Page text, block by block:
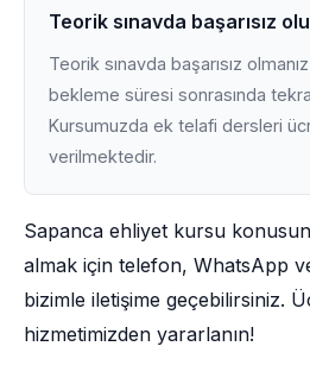
Teorik sınavda başarısız
Teorik sınavda başarısız
bekleme süresi sonrasında
Kursumuzda ek telafi dersleri
verilmektedir.
Sapanca ehliyet kursu
almak için telefon, WhatsApp
bizimle iletişime geçebilirsiniz.
hizmetimizden yararlanın!